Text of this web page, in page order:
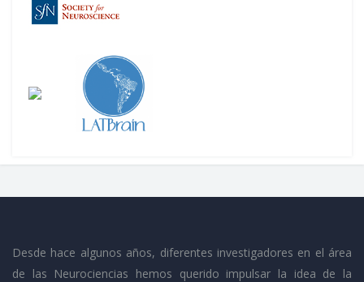
Desde hace algunos años, diferentes investigadores en el área
de las Neurociencias hemos querido impulsar la idea de la